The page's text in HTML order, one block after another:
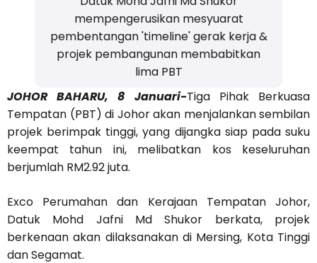
mempengerusikan mesyuarat
pembentangan 'timeline' gerak kerja &
projek pembangunan membabitkan
lima PBT
JOHOR BAHARU, 8 Januari-Tiga Pihak Berkuasa
Tempatan (PBT) di Johor akan menjalankan sembilan
projek berimpak tinggi, yang dijangka siap pada suku
keempat tahun ini, melibatkan kos keseluruhan
berjumlah RM2.92 juta.
Exco Perumahan dan Kerajaan Tempatan Johor,
Datuk Mohd Jafni Md Shukor berkata, projek
berkenaan akan dilaksanakan di Mersing, Kota Tinggi
dan Segamat.